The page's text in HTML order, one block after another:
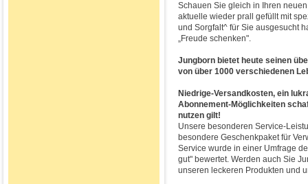
Schauen Sie gleich in Ihren
aktuelle wieder prall gefüllt mit
und Sorgfalt^ für Sie ausgesucht
„Freude schenken".
Jungborn bietet heute seinen
von über 1000 verschiedenen
Niedrige-Versandkosten, ein
Abonnement-Möglichkeiten
nutzen gilt!
Unsere besonderen Service-
besondere Geschenkpaket für
Service wurde in einer Umfrage
gut" bewertet. Werden auch Sie
unseren leckeren Produkten und